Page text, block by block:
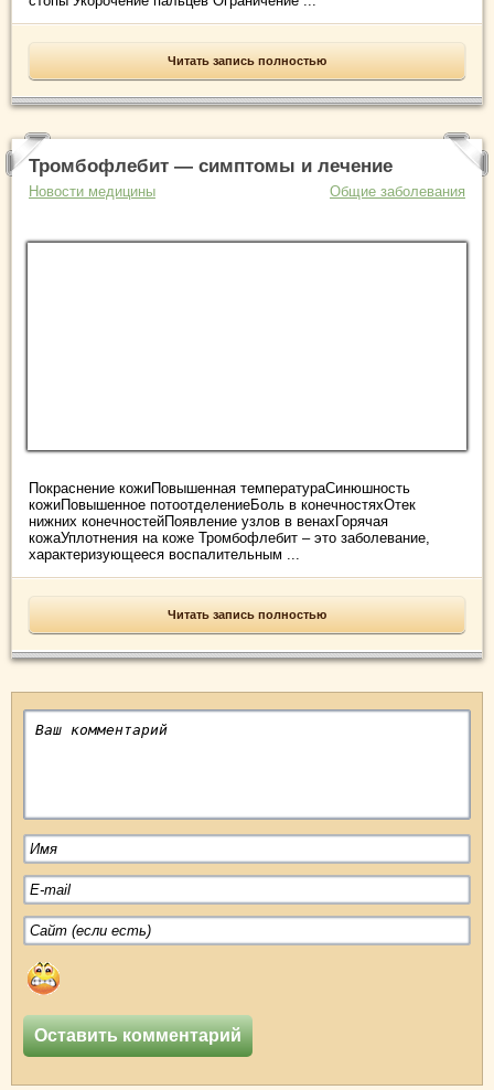
Читать запись полностью
Тромбофлебит — симптомы и лечение
Новости медицины Общие заболевания
Покраснение кожиПовышенная температураСинюшность
кожиПовышенное потоотделениеБоль в конечностяхОтек
нижних конечностейПоявление узлов в венахГорячая
кожаУплотнения на коже Тромбофлебит – это заболевание,
характеризующееся воспалительным ...
Читать запись полностью